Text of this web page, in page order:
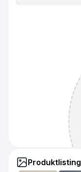
Produktlisting